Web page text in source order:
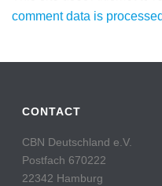
comment data is
CONTACT
CBN Deutschland e.V.
Postfach 670222
22342 Hamburg